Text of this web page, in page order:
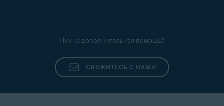
Нужна дополнительная помощь?
СВЯЖИТЕСЬ С НАМИ